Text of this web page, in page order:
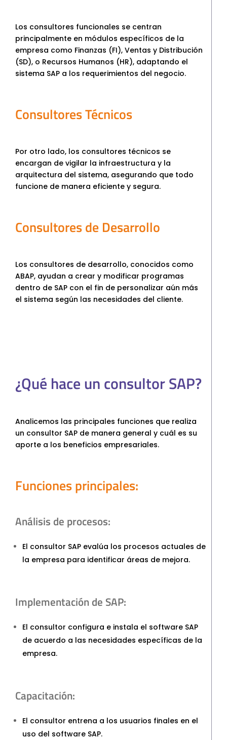
Los consultores funcionales se centran
principalmente en módulos específicos de la
empresa como Finanzas (FI), Ventas y Distribución
(SD), o Recursos Humanos (HR), adaptando el
sistema SAP a los requerimientos del negocio.
Consultores Técnicos
Por otro lado, los consultores técnicos se
encargan de vigilar la infraestructura y la
arquitectura del sistema, asegurando que todo
funcione de manera eficiente y segura.
Consultores de Desarrollo
Los consultores de desarrollo, conocidos como
ABAP, ayudan a crear y modificar programas
dentro de SAP con el fin de personalizar aún más
el sistema según las necesidades del cliente.
¿Qué hace un consultor SAP?
Analicemos las principales funciones que realiza
un consultor SAP de manera general y cuál es su
aporte a los beneficios empresariales.
Funciones principales:
Análisis de procesos:
El consultor SAP evalúa los procesos actuales de
la empresa para identificar áreas de mejora.
Implementación de SAP:
El consultor configura e instala el software SAP
de acuerdo a las necesidades específicas de la
empresa.
Capacitación:
El consultor entrena a los usuarios finales en el
uso del software SAP.